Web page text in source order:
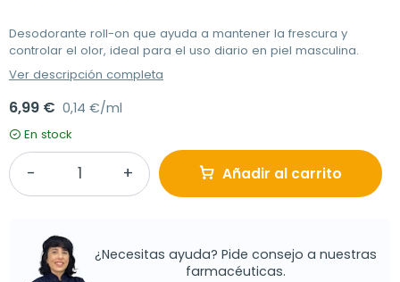
Desodorante roll-on que ayuda a mantener la frescura y
controlar el olor, ideal para el uso diario en piel masculina.
Ver descripción completa
6,99 € 0,14 €/ml
En stock
Añadir al carrito
¿Necesitas ayuda? Pide consejo a nuestras
farmacéuticas.